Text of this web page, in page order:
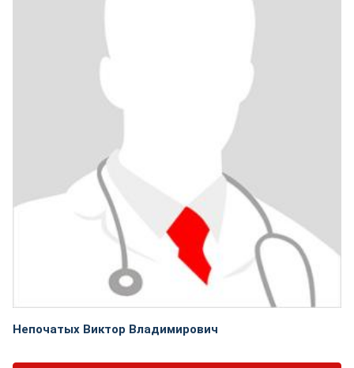
Непочатых Виктор Владимирович